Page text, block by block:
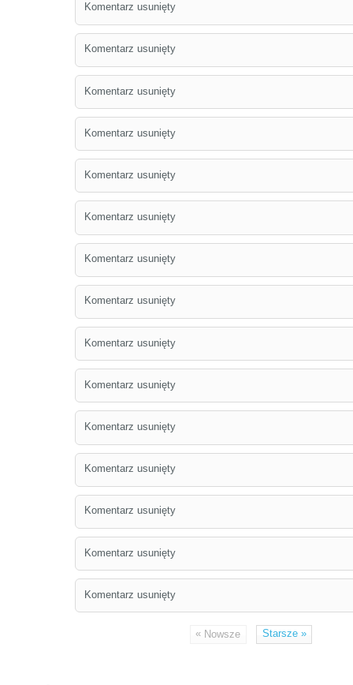
Komentarz usunięty
Komentarz usunięty
Komentarz usunięty
Komentarz usunięty
Komentarz usunięty
Komentarz usunięty
Komentarz usunięty
Komentarz usunięty
Komentarz usunięty
Komentarz usunięty
Komentarz usunięty
Komentarz usunięty
Komentarz usunięty
Komentarz usunięty
Komentarz usunięty
« Nowsze Starsze»